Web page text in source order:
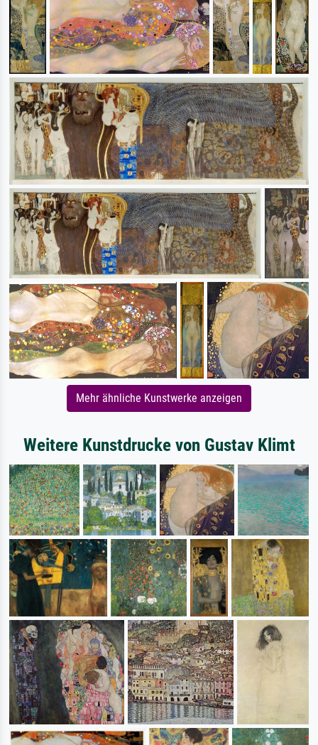
Mehr ähnliche Kunstwerke anzeigen
Weitere Kunstdrucke von Gustav Klimt